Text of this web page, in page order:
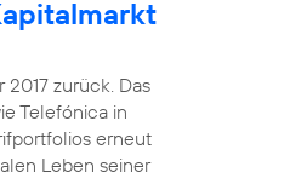
zurück. Das
Telefónica in
erneut
Leben seiner